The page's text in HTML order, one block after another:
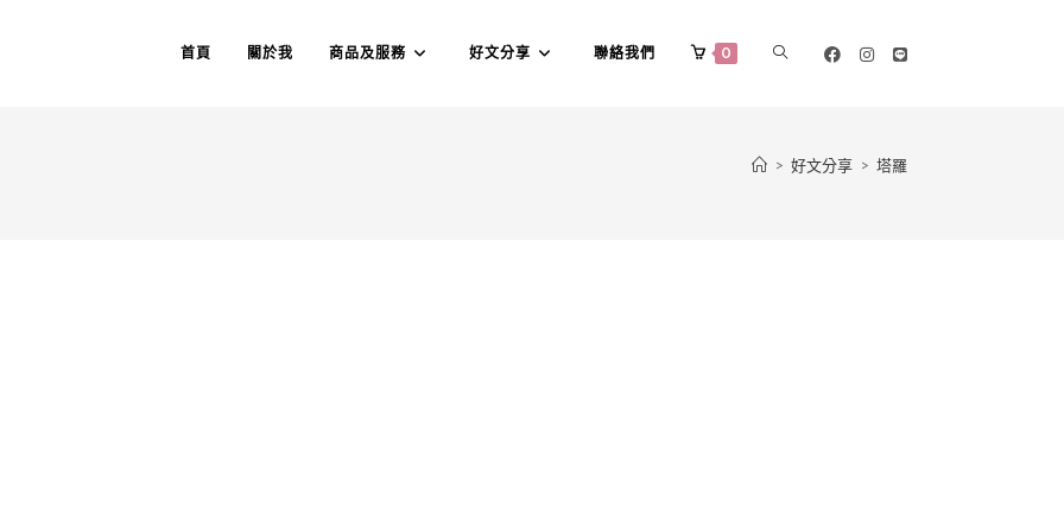
首頁 關於我 商品及服務 好文分享 聯絡我們 0
> 好文分享 > 塔羅